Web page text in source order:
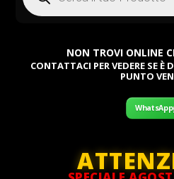
NON TROVI ONLINE
CONTATTACI PER VEDERE SE È
PUNTO
WhatsApp